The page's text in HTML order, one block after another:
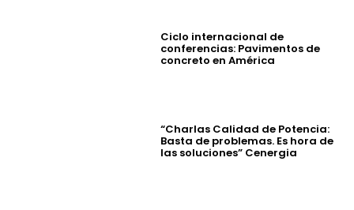
Ciclo internacional de
conferencias: Pavimentos de
concreto en América
“Charlas Calidad de Potencia:
Basta de problemas. Es hora de
las soluciones” Cenergia